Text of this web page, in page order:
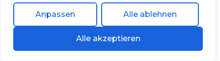
Anpassen Alle ablehnen
Alle akzeptieren